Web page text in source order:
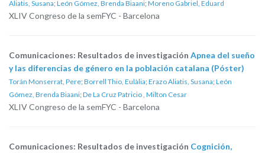
Aliatis, Susana; León Gómez, Brenda Biaani; Moreno Gabriel, Eduard
XLIV Congreso de la semFYC - Barcelona
Comunicaciones: Resultados de investigación Apnea del sueño
y las diferencias de género en la población catalana (Póster)
Torán Monserrat, Pere; Borrell Thio, Eulàlia; Erazo Aliatis, Susana; León
Gómez, Brenda Biaani; De La Cruz Patricio , Milton Cesar
XLIV Congreso de la semFYC - Barcelona
Comunicaciones: Resultados de investigación Cognición,